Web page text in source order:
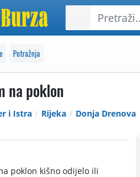
Potražnja
na poklon
i Istra Rijeka Donja Drenova
poklon kišno odijelo ili